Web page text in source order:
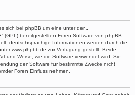
sich bei phpBB um eine unter der „
“ (GPL) bereitgestellten Foren-Software von phpBB
deutschsprachige Informationen werden durch die
www.phpbb.de zur Verfügung gestellt. Beide
und Weise, wie die Software verwendet wird. Sie
der Software für bestimmte Zwecke nicht
Foren Einfluss nehmen.